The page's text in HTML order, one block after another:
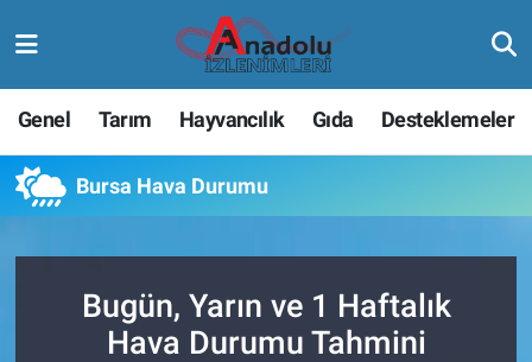
Genel Tarım Hayvancılık Gıda Desteklemeler
Bursa Hava Durumu
Bugün, Yarın ve 1 Haftalık
Hava Durumu Tahmini